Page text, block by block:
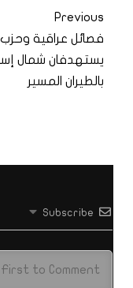
Previous
فصائل عراقية وحزب
يستهدفان شمال
بالطيران المسير
Subscribe